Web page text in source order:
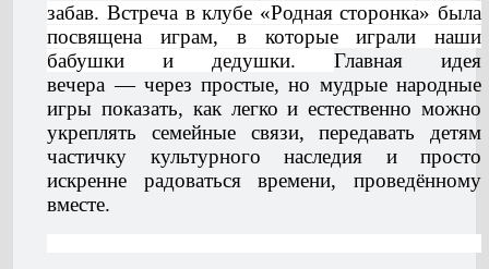
забав. Встреча в клубе «Родная сторонка» была
посвящена играм, в которые играли наши
бабушки и дедушки.Главная идея
вечера — через простые, но мудрые народные
игры показать, как легко и естественно можно
укреплять семейные связи, передавать детям
частичку культурного наследия и просто
искренне радоваться времени, проведённому
вместе.